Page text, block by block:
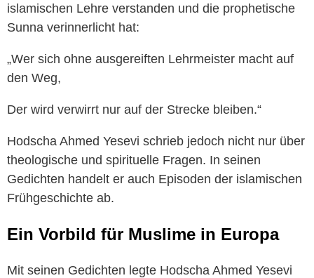
islamischen Lehre verstanden und die prophetische
Sunna verinnerlicht hat:
„Wer sich ohne ausgereiften Lehrmeister macht auf
den Weg,
Der wird verwirrt nur auf der Strecke bleiben.“
Hodscha Ahmed Yesevi schrieb jedoch nicht nur über
theologische und spirituelle Fragen. In seinen
Gedichten handelt er auch Episoden der islamischen
Frühgeschichte ab.
Ein Vorbild für Muslime in Europa
Mit seinen Gedichten legte Hodscha Ahmed Yesevi